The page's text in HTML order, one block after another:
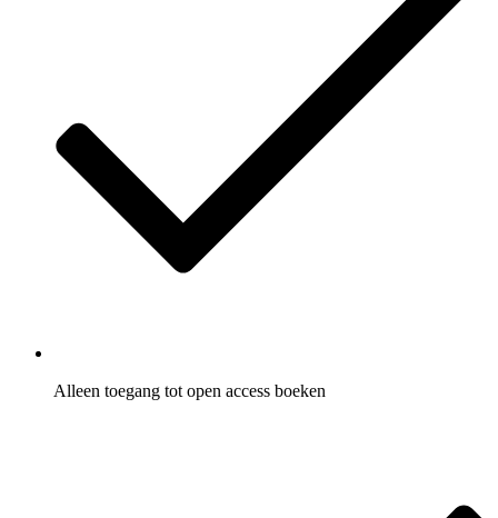
Alleen toegang tot open access boeken